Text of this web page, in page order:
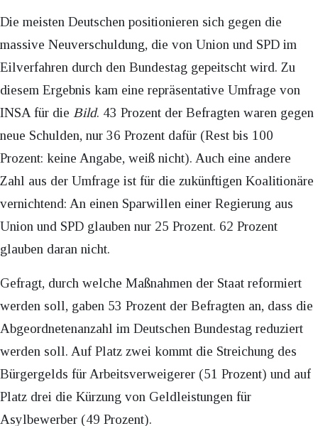
Die meisten Deutschen positionieren sich gegen die
massive Neuverschuldung, die von Union und SPD im
Eilverfahren durch den Bundestag gepeitscht wird. Zu
diesem Ergebnis kam eine repräsentative Umfrage von
INSA für die Bild. 43 Prozent der Befragten waren gegen
neue Schulden, nur 36 Prozent dafür (Rest bis 100
Prozent: keine Angabe, weiß nicht). Auch eine andere
Zahl aus der Umfrage ist für die zukünftigen Koalitionäre
vernichtend: An einen Sparwillen einer Regierung aus
Union und SPD glauben nur 25 Prozent. 62 Prozent
glauben daran nicht.
Gefragt, durch welche Maßnahmen der Staat reformiert
werden soll, gaben 53 Prozent der Befragten an, dass die
Abgeordnetenanzahl im Deutschen Bundestag reduziert
werden soll. Auf Platz zwei kommt die Streichung des
Bürgergelds für Arbeitsverweigerer (51 Prozent) und auf
Platz drei die Kürzung von Geldleistungen für
Asylbewerber (49 Prozent).